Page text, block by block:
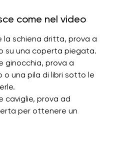
come nel video
la schiena dritta, prova a
su una coperta piegata.
ginocchia, prova a
o una pila di libri sotto le
caviglie, prova ad
per ottenere un